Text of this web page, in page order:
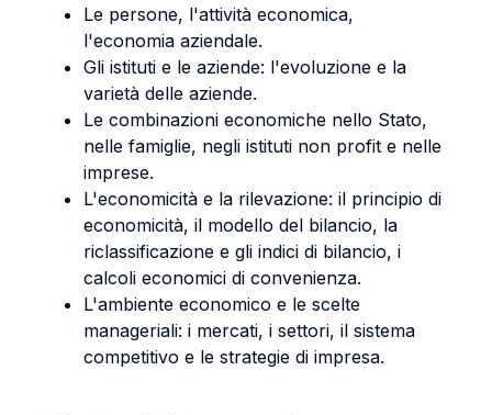
Le persone, l'attività economica,
l'economia aziendale.
Gli istituti e le aziende: l'evoluzione e la
varietà delle aziende.
Le combinazioni economiche nello Stato,
nelle famiglie, negli istituti non profit e nelle
imprese.
L'economicità e la rilevazione: il principio di
economicità, il modello del bilancio, la
riclassificazione e gli indici di bilancio, i
calcoli economici di convenienza.
L'ambiente economico e le scelte
manageriali: i mercati, i settori, il sistema
competitivo e le strategie di impresa.